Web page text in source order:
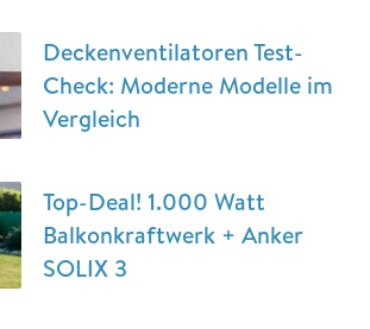
Deckenventilatoren Test-
Check: Moderne Modelle im
Vergleich
Top-Deal! 1.000 Watt
Balkonkraftwerk + Anker
SOLIX 3